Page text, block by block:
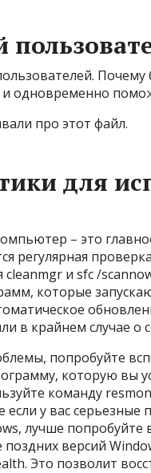
одновременно
про этот файл.
для
– это
регулярная
cleanmgr и sfc /
которые
в крайнем случае о
попробуйте
которую вы
команду
у вас
лучше попробуйте
поздних версий
Это позволит